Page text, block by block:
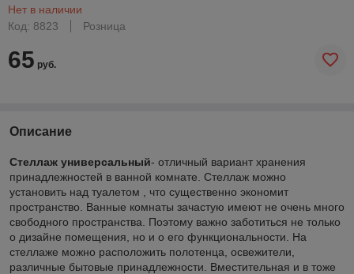
Нет в наличии
Код: 8823
Розница
65 руб.
Описание
Стеллаж универсальный- отличный вариант хранения
принадлежностей в ванной комнате. Стеллаж можно
установить над туалетом , что существенно экономит
пространство. Ванные комнаты зачастую имеют не очень много
свободного пространства. Поэтому важно заботиться не только
о дизайне помещения, но и о его функциональности. На
стеллаже можно расположить полотенца, освежители,
различные бытовые принадлежности. Вместительная и в тоже